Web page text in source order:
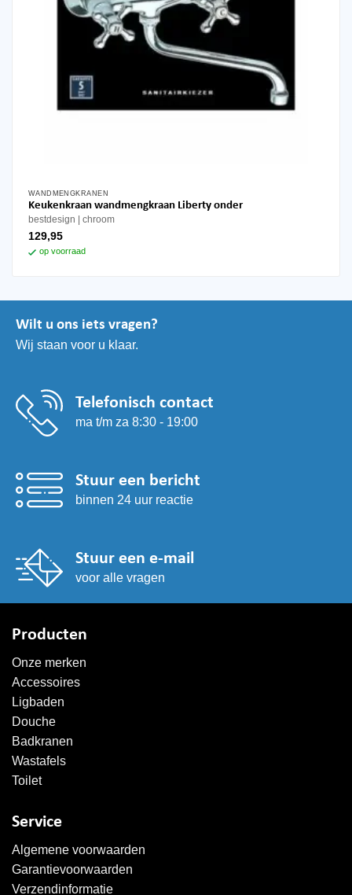
WANDMENGKRANEN
Keukenkraan wandmengkraan Liberty onder
bestdesign chroom
129,95
op voorraad
Wilt u ons iets vragen?
Wij staan voor u klaar.
Telefonisch contact
ma t/m za 8:30 - 19:00
Stuur een bericht
binnen 24 uur reactie
Stuur een e-mail
voor alle vragen
Producten
Onze merken
Accessoires
Ligbaden
Douche
Badkranen
Wastafels
Toilet
Service
Algemene voorwaarden
Garantievoorwaarden
Verzendinformatie